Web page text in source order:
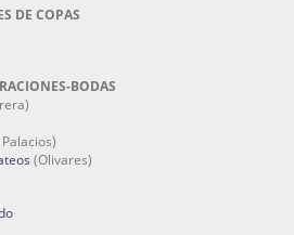
DE COPAS
BODAS
(Olivares)